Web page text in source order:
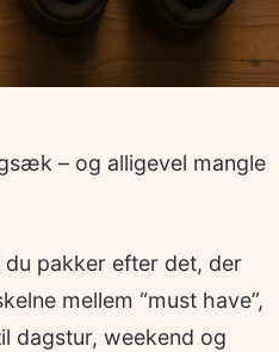
– og alligevel mangle
pakker efter det, der
mellem “must have”,
dagstur, weekend og